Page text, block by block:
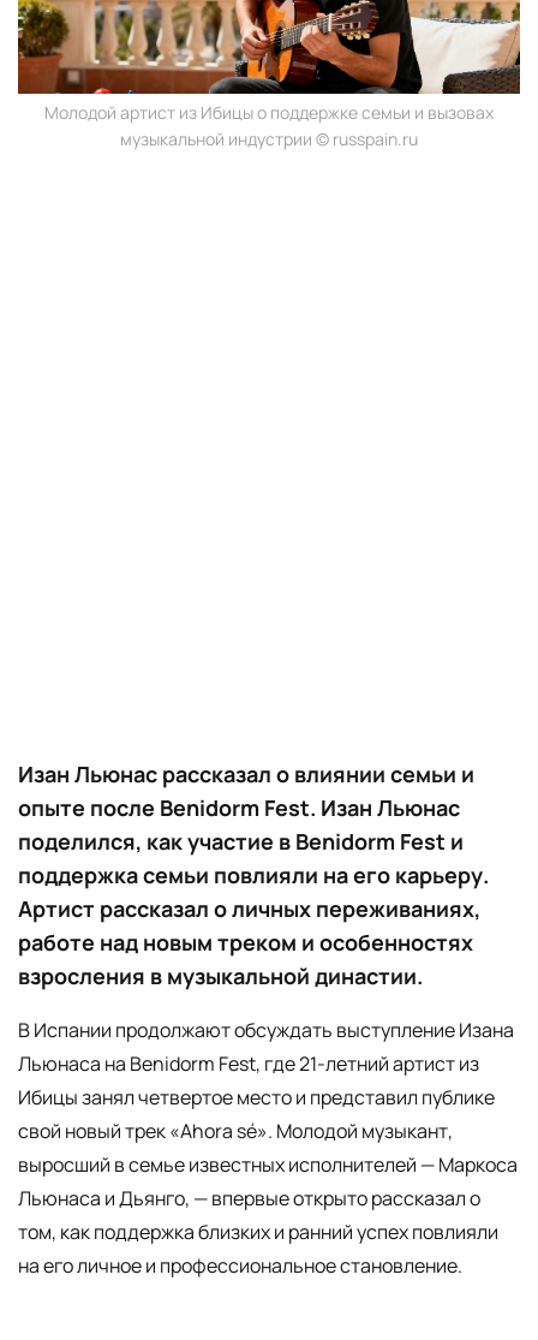
Молодой артист из Ибицы о поддержке семьи и вызовах
музыкальной индустрии © russpain.ru
Изан Льюнас рассказал о влиянии семьи и
опыте после Benidorm Fest. Изан Льюнас
поделился, как участие в Benidorm Fest и
поддержка семьи повлияли на его карьеру.
Артист рассказал о личных переживаниях,
работе над новым треком и особенностях
взросления в музыкальной династии.
В Испании продолжают обсуждать выступление Изана
Льюнаса на Benidorm Fest, где 21-летний артист из
Ибицы занял четвертое место и представил публике
свой новый трек «Ahora sé». Молодой музыкант,
выросший в семье известных исполнителей — Маркоса
Льюнаса и Дьянго, — впервые открыто рассказал о
том, как поддержка близких и ранний успех повлияли
на его личное и профессиональное становление.